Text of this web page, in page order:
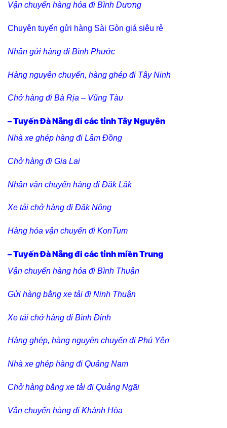
Vận chuyển hàng hóa đi Bình Dương
Chuyên tuyến gửi hàng Sài Gòn giá siêu rẻ
Nhận gửi hàng đi Bình Phước
Hàng nguyên chuyến, hàng ghép đi Tây Ninh
Chở hàng đi Bà Rịa – Vũng Tàu
– Tuyến Đà Nẵng đi các tỉnh Tây Nguyên
Nhà xe ghép hàng đi Lâm Đồng
Chở hàng đi Gia Lai
Nhận vận chuyển hàng đi Đăk Lăk
Xe tải chở hàng đi Đăk Nông
Hàng hóa vận chuyển đi KonTum
– Tuyến Đà Nẵng đi các tỉnh miền Trung
Vận chuyển hàng hóa đi Bình Thuận
Gửi hàng bằng xe tải đi Ninh Thuận
Xe tải chở hàng đi Bình Định
Hàng ghép, hàng nguyên chuyến đi Phú Yên
Nhà xe ghép hàng đi Quảng Nam
Chở hàng bằng xe tải đi Quảng Ngãi
Vận chuyển hàng đi Khánh Hòa